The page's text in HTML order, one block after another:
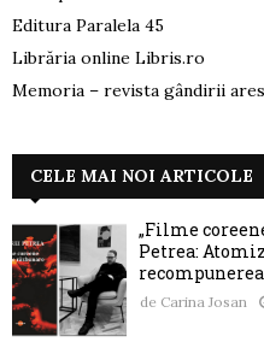
Editura Paralela 45
Librăria online Libris.ro
Memoria – revista gândirii
CELE MAI NOI ARTICOLE
„Filme
Petrea:
de Carina Josan